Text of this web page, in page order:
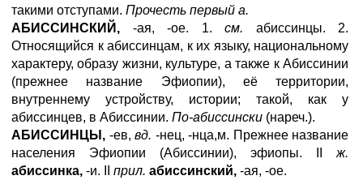
такими отступами. Прочесть первый а.
АБИССИНСКИЙ, -ая, -ое. 1. см. абиссинцы. 2.
Относящийся к абиссинцам, к их языку, национальному
характеру, образу жизни, культуре, а также к Абиссинии
(прежнее название Эфиопии), её территории,
внутреннему устройству, истории; такой, как у
абиссинцев, в Абиссинии. По-абиссински (нареч.).
АБИССИНЦЫ, -ев, вд. -нец, -нца,м. Прежнее название
населения Эфиопии (Абиссинии), эфиопы. II ж.
абиссинка, -и. II прил. абиссинский, -ая, -ое.